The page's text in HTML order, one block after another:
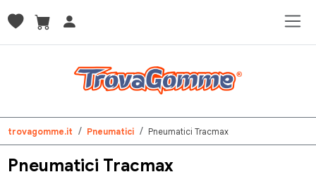
trovagomme.it Pneumatici Pneumatici Tracmax
Pneumatici Tracmax